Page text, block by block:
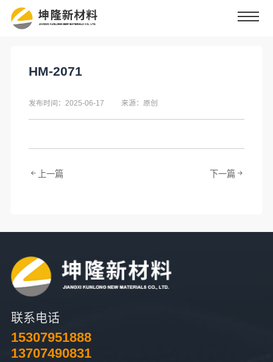
HM-2071
发布时间：2025-06-17 来源：原创
上一篇 下一篇
联系电话
15307951888
13707490831